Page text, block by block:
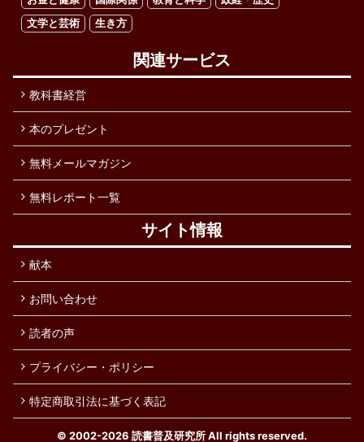
文学と芸術
生き方
関連サービス
教科書経営
本のプレゼント
無料メールマガジン
無料レポート一覧
サイト情報
献本
お問い合わせ
読者の声
プライバシー・ポリシー
特定商取引法に基づく表記
© 2002-2026 読書普及研究所 All rights reserved.